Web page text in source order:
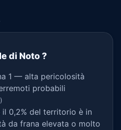
di Noto?
1 — alta pericolosità
probabili
il 0,2% del territorio è in
da frana elevata o molto